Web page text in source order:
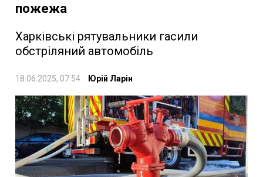
пожежа
Харківські рятувальники гасили
обстріляний автомобіль
18.06.2025, 07:54 Юрій Ларін